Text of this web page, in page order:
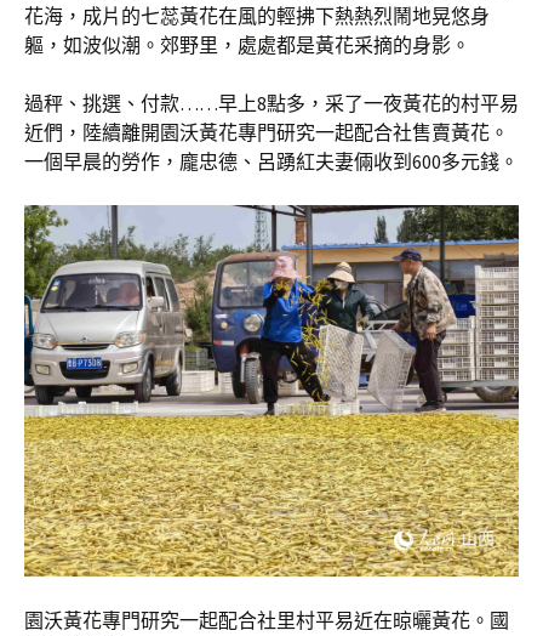
花海，成片的七蕊黃花在風的輕拂下熱熱烈鬧地晃悠身
軀，如波似潮。郊野里，處處都是黃花采摘的身影。
過秤、挑選、付款……早上8點多，采了一夜黃花的村平易
近們，陸續離開園沃黃花專門研究一起配合社售賣黃花。
一個早晨的勞作，龐忠德、呂踴紅夫妻倆收到600多元錢。
園沃黃花專門研究一起配合社里村平易近在晾曬黃花。國